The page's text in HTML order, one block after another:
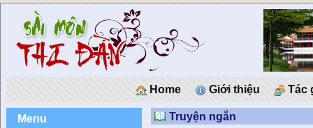
Home Giới thiệu Tác
Menu Truyện ngắn